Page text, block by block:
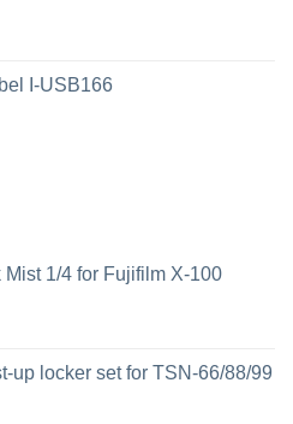
I-USB166
1/4 for Fujifilm X-100
up locker set for TSN-66/88/99